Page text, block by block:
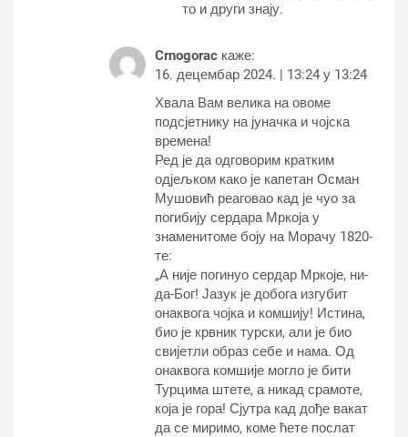
то и други знају.
Crnogorac каже:
16. децембар 2024. | 13:24 у 13:24
Хвала Вам велика на овоме
подсјетнику на јуначка и чојска
времена!
Ред је да одговорим кратким
одјељком како је капетан Осман
Мушовић реаговао кад је чуо за
погибију сердара Мркоја у
знаменитоме боју на Морачу 1820-
те:
„А није погинуо сердар Мркоје, ни-
да-Бог! Јазук је добога изгубит
онаквога чојка и комшију! Истина,
био је крвник турски, али је био
свијетли образ себе и нама. Од
онаквога комшије могло је бити
Турцима штете, а никад срамоте,
која је гора! Сјутра кад дође вакат
да се миримо, коме ћете послат